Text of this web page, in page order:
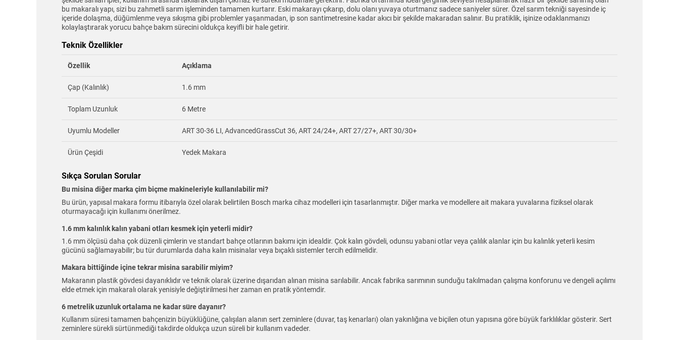
bu makaralı yapı, sizi bu zahmetli sarım işleminden tamamen kurtarır. Eski makarayı çıkarıp, dolu olanı yuvaya oturtmanız sadece saniyeler sürer. Özel sarım tekniği sayesinde iç
içeride dolaşma, düğümlenme veya sıkışma gibi problemler yaşanmadan, ip son santimetresine kadar akıcı bir şekilde makaradan salınır. Bu pratiklik, işinize odaklanmanızı
kolaylaştırarak yorucu bahçe bakım sürecini oldukça keyifli bir hale getirir.
Teknik Özellikler
Özellik Açıklama
Çap (Kalınlık) 1.6 mm
Toplam Uzunluk 6 Metre
Uyumlu Modeller ART 30-36 LI, AdvancedGrassCut 36, ART 24/24+, ART 27/27+, ART 30/30+
Ürün Çeşidi Yedek Makara
Sıkça Sorulan Sorular
Bu misina diğer marka çim biçme makineleriyle kullanılabilir mi?
Bu ürün, yapısal makara formu itibarıyla özel olarak belirtilen Bosch marka cihaz modelleri için tasarlanmıştır. Diğer marka ve modellere ait makara yuvalarına fiziksel olarak
oturmayacağı için kullanımı önerilmez.
1.6 mm kalınlık kalın yabani otları kesmek için yeterli midir?
1.6 mm ölçüsü daha çok düzenli çimlerin ve standart bahçe otlarının bakımı için idealdir. Çok kalın gövdeli, odunsu yabani otlar veya çalılık alanlar için bu kalınlık yeterli kesim
gücünü sağlamayabilir; bu tür durumlarda daha kalın misinalar veya bıçaklı sistemler tercih edilmelidir.
Makara bittiğinde içine tekrar misina sarabilir miyim?
Makaranın plastik gövdesi dayanıklıdır ve teknik olarak üzerine dışarıdan alınan misina sarılabilir. Ancak fabrika sarımının sunduğu takılmadan çalışma konforunu ve dengeli açılımı
elde etmek için makaralı olarak yenisiyle değiştirilmesi her zaman en pratik yöntemdir.
6 metrelik uzunluk ortalama ne kadar süre dayanır?
Kullanım süresi tamamen bahçenizin büyüklüğüne, çalışılan alanın sert zeminlere (duvar, taş kenarları) olan yakınlığına ve biçilen otun yapısına göre büyük farklılıklar gösterir. Sert
zeminlere sürekli sürtünmediği takdirde oldukça uzun süreli bir kullanım vadeder.